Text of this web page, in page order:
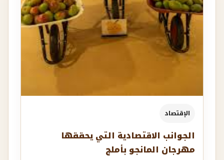
الإقتصاد
الجوانب الاقتصادية التي يحققها
مهرجان المانجو بأملج